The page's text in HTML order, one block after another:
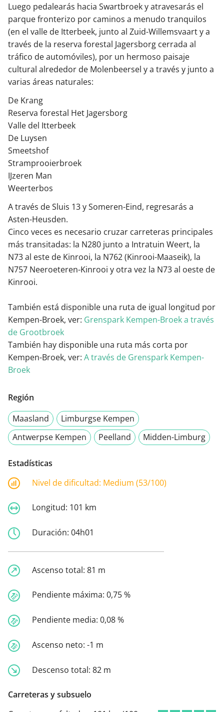
Luego pedalearás hacia Swartbroek y atravesarás el
parque fronterizo por caminos a menudo tranquilos
(en el valle de Itterbeek, junto al Zuid-Willemsvaart y a
través de la reserva forestal Jagersborg cerrada al
tráfico de automóviles), por un hermoso paisaje
cultural alrededor de Molenbeersel y a través y junto a
varias áreas naturales:
De Krang
Reserva forestal Het Jagersborg
Valle del Itterbeek
De Luysen
Smeetshof
Stramprooierbroek
IJzeren Man
Weerterbos
A través de Sluis 13 y Someren-Eind, regresarás a
Asten-Heusden.
Cinco veces es necesario cruzar carreteras principales
más transitadas: la N280 junto a Intratuin Weert, la
N73 al este de Kinrooi, la N762 (Kinrooi-Maaseik), la
N757 Neeroeteren-Kinrooi y otra vez la N73 al oeste de
Kinrooi.
También está disponible una ruta de igual longitud por
Kempen-Broek, ver: Grenspark Kempen-Broek a través
de Grootbroek
También hay disponible una ruta más corta por
Kempen-Broek, ver: A través de Grenspark Kempen-
Broek
Región
Maasland
Limburgse Kempen
Antwerpse Kempen
Peelland Midden-Limburg
Estadísticas
Nivel de dificultad: Medium (53/100)
Longitud: 101 km
Duración: 04h01
Ascenso total: 81 m
Pendiente máxima: 0,75 %
Pendiente media: 0,08 %
Ascenso neto: -1 m
Descenso total: 82 m
Carreteras y subsuelo